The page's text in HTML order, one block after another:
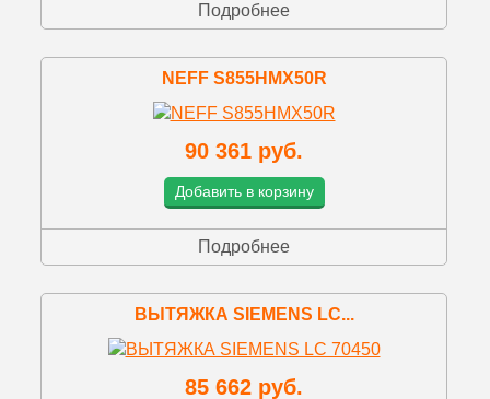
Подробнее
NEFF S855HMX50R
90 361 руб.
Добавить в корзину
Подробнее
ВЫТЯЖКА SIEMENS LC...
85 662 руб.